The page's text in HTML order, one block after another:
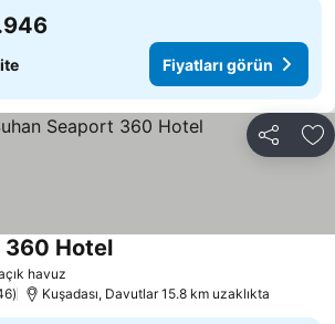
Fiyatları görün
Paylaş
havuz
360 HotelFiyatları görün
Kuşadası, Davutlar 15.8 km uzaklıkta